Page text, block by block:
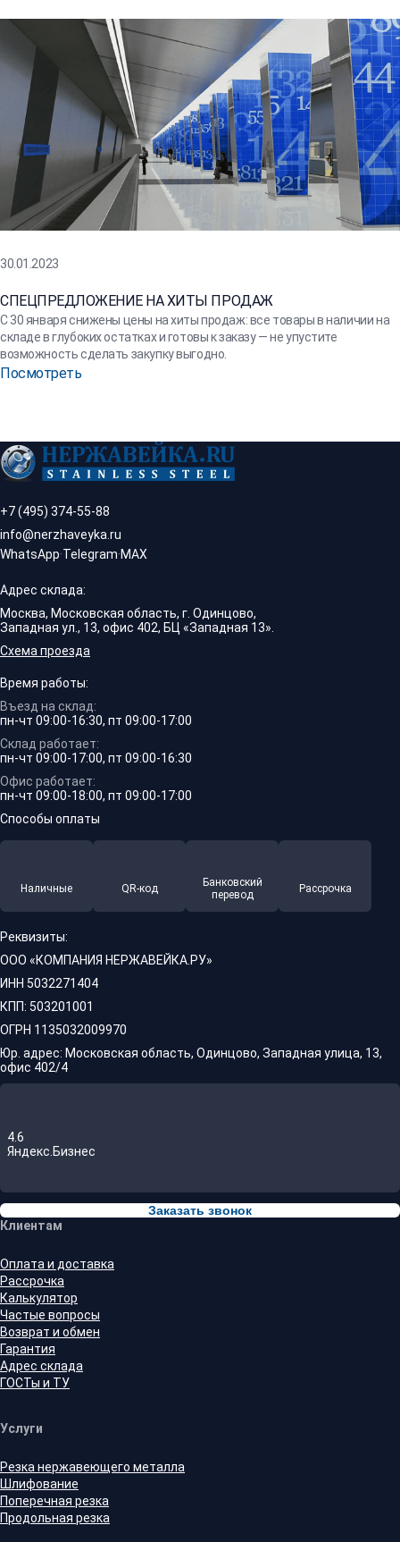
30.01.2023
СПЕЦПРЕДЛОЖЕНИЕ НА ХИТЫ ПРОДАЖ
С 30 января снижены цены на хиты продаж: все товары в наличии на
складе в глубоких остатках и готовы к заказу — не упустите
возможность сделать закупку выгодно.
Посмотреть
+7 (495) 374-55-88
info@nerzhaveyka.ru
WhatsApp·Telegram·MAX
Адрес склада:
Москва, Московская область, г. Одинцово,
Западная ул., 13, офис 402, БЦ «Западная 13».
Схема проезда
Время работы:
Въезд на склад:
пн-чт 09:00-16:30, пт 09:00-17:00
Склад работает:
пн-чт 09:00-17:00, пт 09:00-16:30
Офис работает:
пн-чт 09:00-18:00, пт 09:00-17:00
Способы оплаты
Наличные QR-код
Банковский
перевод
Рассрочка
Реквизиты:
ООО «КОМПАНИЯ НЕРЖАВЕЙКА.РУ»
ИНН 5032271404
КПП: 503201001
ОГРН 1135032009970
Юр. адрес: Московская область, Одинцово, Западная улица, 13,
офис 402/4
4.6
Яндекс.Бизнес
Заказать звонок
Клиентам
Оплата и доставка
Рассрочка
Калькулятор
Частые вопросы
Возврат и обмен
Гарантия
Адрес склада
ГОСТы и ТУ
Услуги
Резка нержавеющего металла
Шлифование
Поперечная резка
Продольная резка